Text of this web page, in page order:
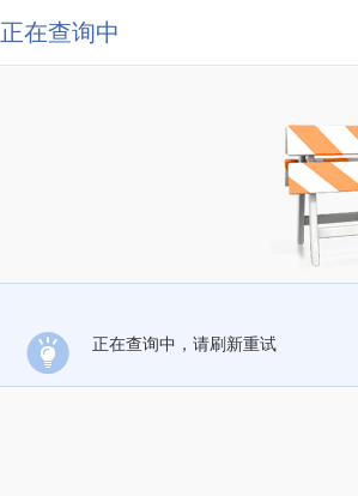
正在查询中
正在查询中，请刷新重试